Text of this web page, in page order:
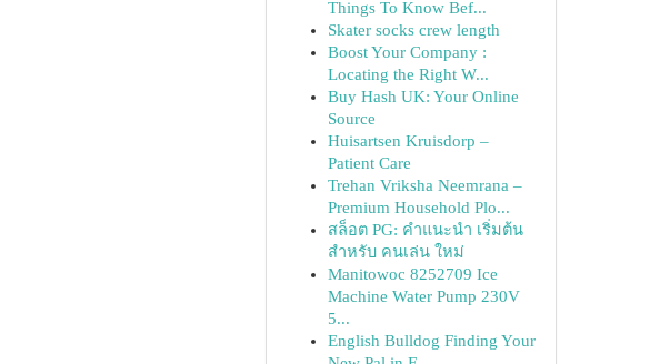
Things To Know Bef...
Skater socks crew length
Boost Your Company :
Locating the Right W...
Buy Hash UK: Your Online
Source
Huisartsen Kruisdorp –
Patient Care
Trehan Vriksha Neemrana –
Premium Household Plo...
สล็อต PG: คำแนะนำ เริ่มต้น
สำหรับ คนเล่น ใหม่
Manitowoc 8252709 Ice
Machine Water Pump 230V
5...
English Bulldog Finding Your